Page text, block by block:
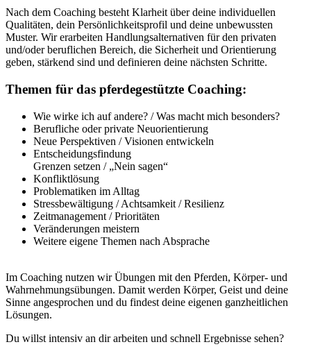
Nach dem Coaching besteht Klarheit über deine individuellen
Qualitäten, dein Persönlichkeitsprofil und deine unbewussten
Muster. Wir erarbeiten Handlungsalternativen für den privaten
und/oder beruflichen Bereich, die Sicherheit und Orientierung
geben, stärkend sind und definieren deine nächsten Schritte.
Themen für das pferdegestützte Coaching:
Wie wirke ich auf andere? / Was macht mich besonders?
Berufliche oder private Neuorientierung
Neue Perspektiven / Visionen entwickeln
Entscheidungsfindung
Grenzen setzen / „Nein sagen“
Konfliktlösung
Problematiken im Alltag
Stressbewältigung / Achtsamkeit / Resilienz
Zeitmanagement / Prioritäten
Veränderungen meistern
Weitere eigene Themen nach Absprache
Im Coaching nutzen wir Übungen mit den Pferden, Körper- und
Wahrnehmungsübungen. Damit werden Körper, Geist und deine
Sinne angesprochen und du findest deine eigenen ganzheitlichen
Lösungen.
Du willst intensiv an dir arbeiten und schnell Ergebnisse sehen?